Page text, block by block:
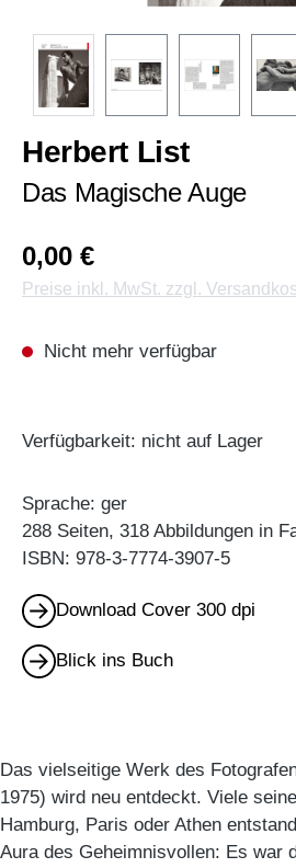
Herbert List
Das Magische Auge
0,00 €
Preise inkl. MwSt. zzgl.
Nicht mehr verfügbar
Verfügbarkeit: nicht auf Lager
Sprache: ger
288 Seiten, 318 Abbildungen in
ISBN: 978-3-7774-3907-5
Download Cover 300 dpi
Blick ins Buch
Das vielseitige Werk des
1975) wird neu entdeckt. Viele
Hamburg, Paris oder Athen
Aura des Geheimnisvollen: Es war